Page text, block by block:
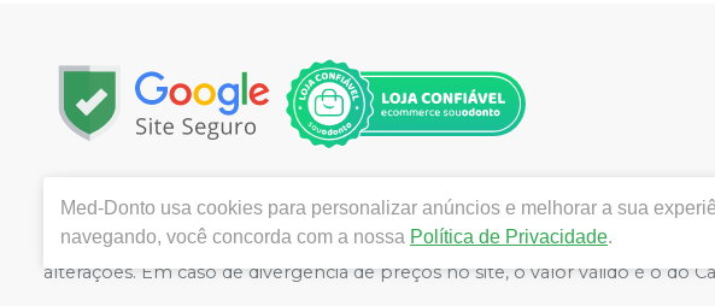
Copyright © 2024 | Todos os direitos reservados |
Câmara 140, Bairro: Aldeota- Fortaleza / CE - CEP 60150-060 |
Ticianne Ribeiro de Almeida Queiros CRF/CE: 9118 | Política de
alterações. Em caso de divergência de preços no site, o valor válido é o
Med-Donto usa cookies para personalizar anúncios e melhorar a sua
navegando, você concorda com a nossa Política de Privacidade.